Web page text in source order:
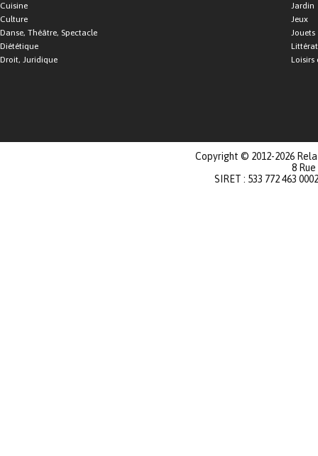
Cuisine
Culture
Danse, Théâtre, Spectacle
Diététique
Droit, Juridique
Jardin
Jeux
Jouets
Loisirs
Copyright © 2012-2026
8
SIRET : 533 772 463